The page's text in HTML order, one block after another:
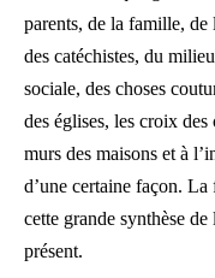
parents, de la famille, de
des catéchistes, du
sociale, des choses
des églises, les croix des
murs des maisons et à
d’une certaine façon.
cette grande synthèse
présent.